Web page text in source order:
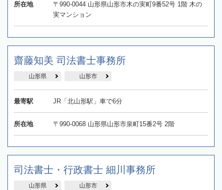
所在地
〒990-0044 山形県山形市木の実町9番52号 1階 木の
実マンション
齋藤知美 司法書士事務所
山形県 山形市
最寄駅 JR「北山形駅」車で6分
所在地 〒990-0068 山形県山形市泉町15番2号 2階
司法書士・行政書士 細川事務所
山形県 山形市